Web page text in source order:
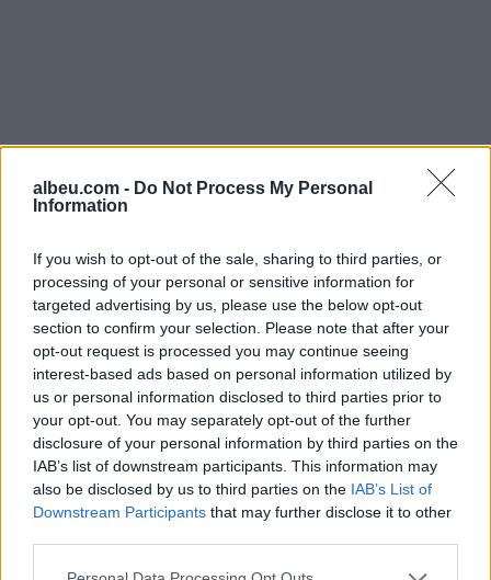
albeu.com - Do Not Process My Personal
Information
If you wish to opt-out of the sale, sharing to third parties, or
processing of your personal or sensitive information for
targeted advertising by us, please use the below opt-out
section to confirm your selection. Please note that after your
opt-out request is processed you may continue seeing
interest-based ads based on personal information utilized by
us or personal information disclosed to third parties prior to
your opt-out. You may separately opt-out of the further
disclosure of your personal information by third parties on the
IAB’s list of downstream participants. This information may
also be disclosed by us to third parties on the IAB’s List of
Downstream Participants that may further disclose it to other
Shtuarmë14.02.2023 14:09
Tags:
cmontim kamerash , Korce ,
operacioni
fijet